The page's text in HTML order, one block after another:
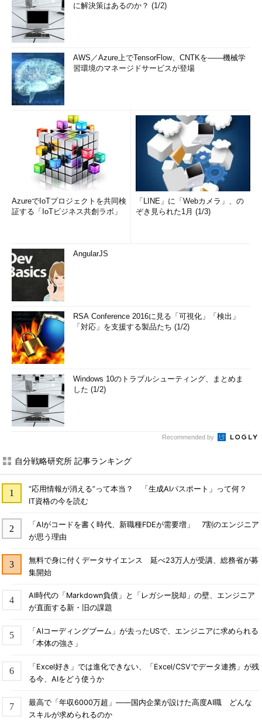
に解決策はあるのか？ (1/2)
AWS／Azure上でTensorFlow、CNTKを――機械学
習環境のマネージドサービスが登場
AzureでIoTプロジェクトを共同検
証する「IoTビジネス共創ラボ」
「LINE」に「Webカメラ」、の
ぞき見られた1月 (1/3)
AngularJS
RSA Conference 2016に見る「可視化」「検出」
「対応」を支援する製品たち (1/2)
Windows 10のトラブルシューティング、まとめま
した (1/2)
Recommended by
自分戦略研究所 記事ランキング
“応用情報が消える”って本当？ 「生成AIパスポート」って何？
IT資格の今を読む
「AIがコードを書く時代、新職種FDEが需要増」 7割のエンジニア
が思う理由
無料で身に付くデータサイエンス 延べ23万人が受講、総務省が募
集開始
AI時代の「Markdown負債」と「レガシー脱却」の壁、エンジニア
が直面する新・旧の課題
「AIコーディングブーム」が去ったUSで、エンジニアに求められる
「本体の強さ」
「Excel好き」では進化できない、「Excel/CSVでデータ連携」が残
る今、AIをどう使うか
最高で「年収6000万超」――国内企業が設けた高度AI職 どんな
スキルが求められるのか